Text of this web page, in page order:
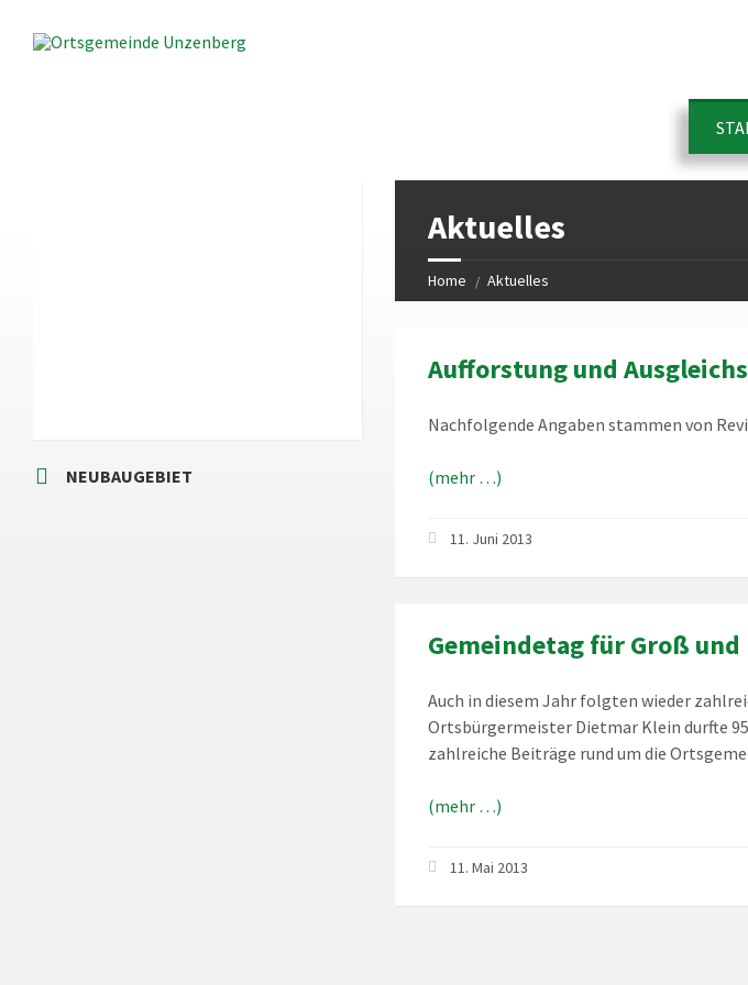
Aktuelles
Home Aktuelles
Aufforstung und
Nachfolgende Angaben stammen von
(mehr …)
11. Juni 2013
Gemeindetag für Groß und
Auch in diesem Jahr folgten wieder
Ortsbürgermeister Dietmar Klein durfte 95
zahlreiche Beiträge rund um die
(mehr …)
11. Mai 2013
NEUBAUGEBIET